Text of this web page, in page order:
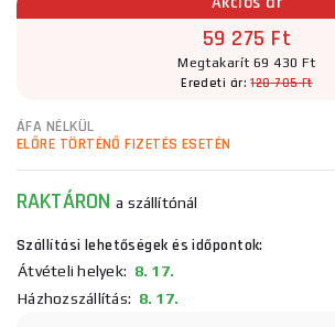
59 275 Ft
Megtakarít 69 430 Ft
Eredeti ár:128 705 Ft
ÁFA NÉLKÜL
ELŐRE TÖRTÉNŐ FIZETÉS ESETÉN
RAKTÁRONa szállítónál
Szállítási lehetőségek és időpontok:
Átvételi helyek: 8. 17.
Házhozszállítás: 8. 17.